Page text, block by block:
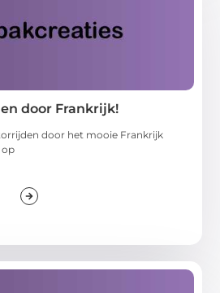
door Frankrijk!
door het mooie Frankrijk
op